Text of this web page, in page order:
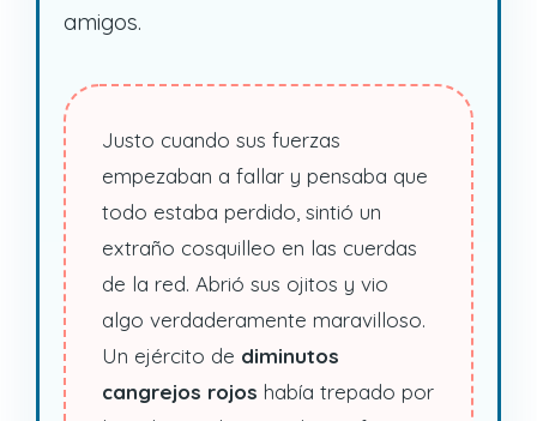
amigos.
Justo cuando sus fuerzas
empezaban a fallar y pensaba que
todo estaba perdido, sintió un
extraño cosquilleo en las cuerdas
de la red. Abrió sus ojitos y vio
algo verdaderamente maravilloso.
Un ejército de diminutos
cangrejos rojos había trepado por